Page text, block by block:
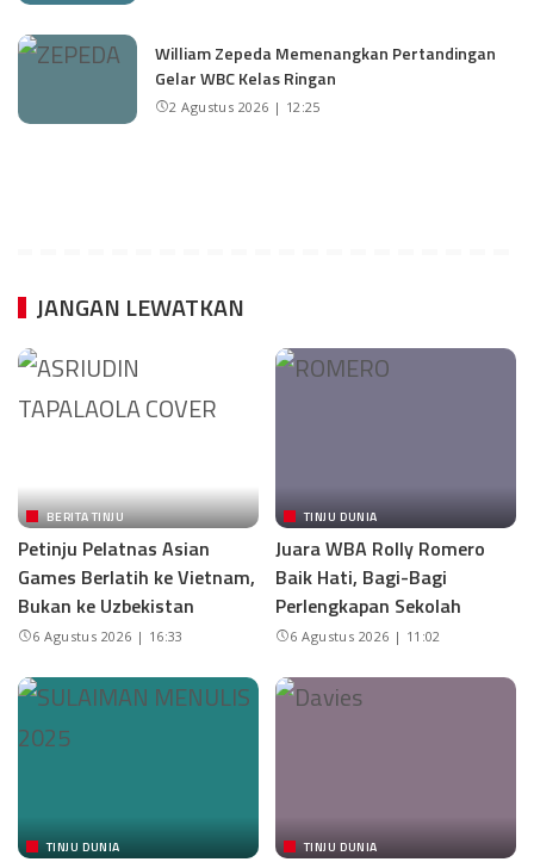
William Zepeda Memenangkan Pertandingan
Gelar WBC Kelas Ringan
2 Agustus 2026 | 12:25
JANGAN LEWATKAN
BERITA TINJU
Petinju Pelatnas Asian
Games Berlatih ke Vietnam,
Bukan ke Uzbekistan
6 Agustus 2026 | 16:33
TINJU DUNIA
Juara WBA Rolly Romero
Baik Hati, Bagi-Bagi
Perlengkapan Sekolah
6 Agustus 2026 | 11:02
TINJU DUNIA TINJU DUNIA